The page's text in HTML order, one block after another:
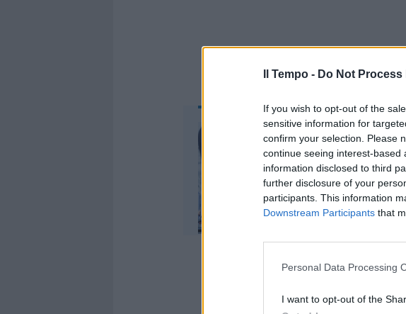
Il Tempo - Do Not
If you wish to opt-out of the
sensitive information for
confirm your selection. Please
continue seeing interest-
information disclosed to third
further disclosure of your
participants. This information
Downstream Participants that
Personal Data Processing
I want to opt-out of the